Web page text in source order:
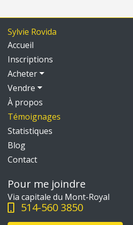
Sylvie Rovida
Accueil
Inscriptions
Acheter
Vendre
À propos
Témoignages
Statistiques
Blog
Contact
Pour me joindre
Via capitale du Mont-Royal
514-560 3850